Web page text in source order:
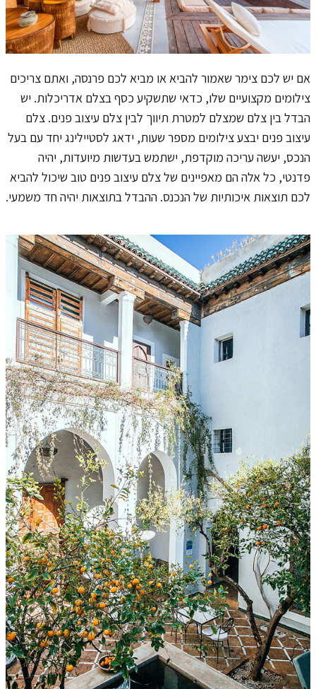
אם יש לכם צימר שאמור להביא או מביא לכם פרנסה, ואתם צריכים
צילומים מקצועיים שלו, כדאי שתשקיע כסף בצלם אדריכלות. יש
הבדל בין צלם שמצלם למטרת תיווך לבין צלם עיצוב פנים. צלם
עיצוב פנים יבצע צילומים מספר שעות, ידאג לסטיילינג יחד עם בעל
הנכס, יעשה עריכה מוקדפת, ישתמש בעדשות מיועדות, יהיה
פדנטי, כל אלה הם מאפיינים של צלם עיצוב פנים טוב שיכול להביא
לכם תוצאות איכותיות של הנכנס. ההבדל בתוצאות יהיה חד משמעי.